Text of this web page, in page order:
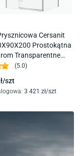
Cersanit
Prostokątna
Transparentne
(5.0)
szt
: 3 421 zł/szt